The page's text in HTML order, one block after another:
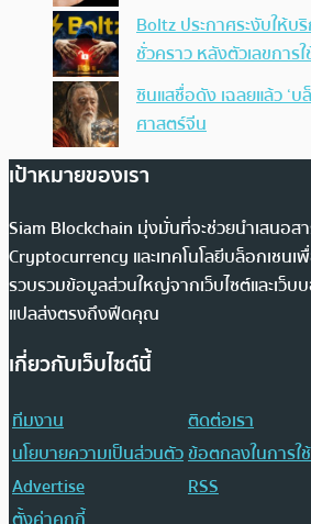
Boltz ประกาศระงับให้บ
ชั่วคราว หลังตัวเลขการ
ซินแสชื่อดัง เฉลยแล้ว ‘บ
ศาสตร์จีน
เป้าหมายของเรา
Siam Blockchain มุ่งมั่นที่จะช่วยนำเสนอส
Cryptocurrency และเทคโนโลยีบล็อกเชนเ
รวบรวมข้อมูลส่วนใหญ่จากเว็บไซต์และเว็บ
แปลส่งตรงถึงฟีดคุณ
เกี่ยวกับเว็บไซต์นี้
ทีมงาน
ติดต่อเรา
นโยบายความเป็นส่วนตัวข้อตกลงในการใ
Advertise
RSS